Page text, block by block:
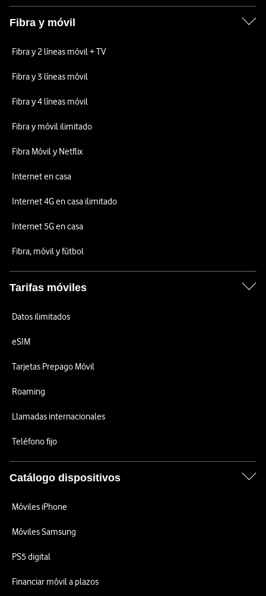
Fibra y móvil
Fibra y 2 líneas móvil + TV
Fibra y 3 líneas móvil
Fibra y 4 líneas móvil
Fibra y móvil ilimitado
Fibra Móvil y Netflix
Internet en casa
Internet 4G en casa ilimitado
Internet 5G en casa
Fibra, móvil y fútbol
Tarifas móviles
Datos ilimitados
eSIM
Tarjetas Prepago Móvil
Roaming
Llamadas internacionales
Teléfono fijo
Catálogo dispositivos
Móviles iPhone
Móviles Samsung
PS5 digital
Financiar móvil a plazos